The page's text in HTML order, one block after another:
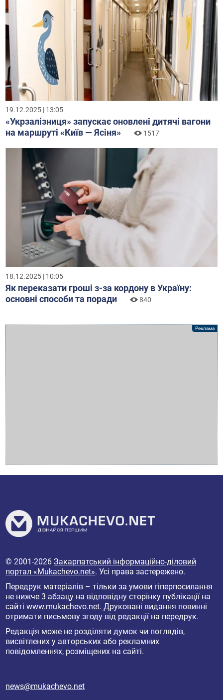
19.12.2025 | 13:05
«Укрзалізниця» запускає оновлені дитячі вагони
на маршруті «Київ — Ясіня»
1517
18.12.2025 | 10:05
Як переказати гроші з-за кордону в Україну:
основні способи та поради
840
© 2001-2026Закарпатський інформаційно-діловий
портал «Mukachevo.net». Усі права застережено.
Передрук матеріалів – тільки за умови гіперпосилання
не нижче 3 абзацу на відповідну сторінку публікації на
сайтіwww.mukachevo.net. Друковані видання повинні
отримати письмову згоду від редакції на передрук.
Редакція може не розділяти думок чи поглядів,
висвітлених у авторських або рекламних
повідомленнях, розміщених на сайті.
news@mukachevo.net